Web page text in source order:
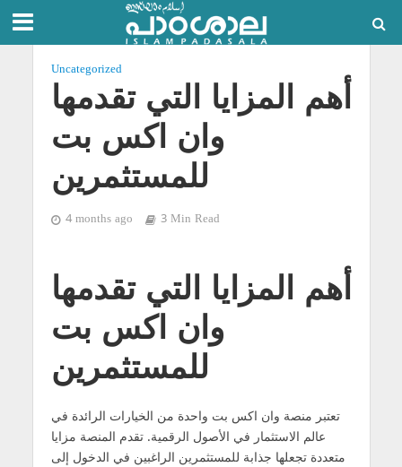
Uncategorized
أهم المزايا التي تقدمها
وان اكس بت
للمستثمرين
4 months ago 3 Min Read
أهم المزايا التي تقدمها
وان اكس بت
للمستثمرين
تعتبر منصة وان اكس بت واحدة من الخيارات الرائدة في
عالم الاستثمار في الأصول الرقمية. تقدم المنصة مزايا
متعددة تجعلها جذابة للمستثمرين الراغبين في الدخول إلى